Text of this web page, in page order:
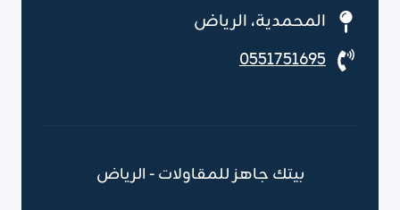
المحمدية، الرياض
0551751695
بيتك جاهز للمقاولات - الرياض